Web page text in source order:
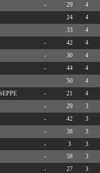
- 29
4
24
4
33
4
- 42
4
- 30
4
- 44
4
50
4
- 21
4
- 29
3
- 42
3
- 38
3
- 3
3
- 58
3
- 27
3